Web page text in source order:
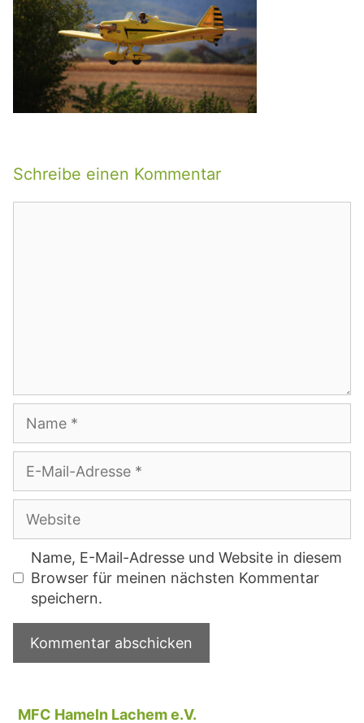
Schreibe einen Kommentar
Mail-
Adresse
Name, E-Mail-Adresse und Website in diesem
Browser für meinen nächsten Kommentar
speichern.
MFC Hameln Lachem e.V.